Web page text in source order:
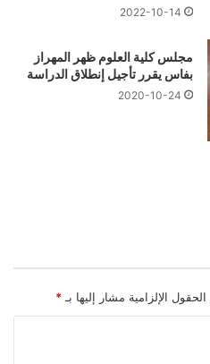
2022-10-14
مجلس كلية العلوم ظهر المهراز
بفاس يقرر تأجيل إنطلاق الدراسة
2020-10-24
الحقول الإلزامية مشار إليها بـ *